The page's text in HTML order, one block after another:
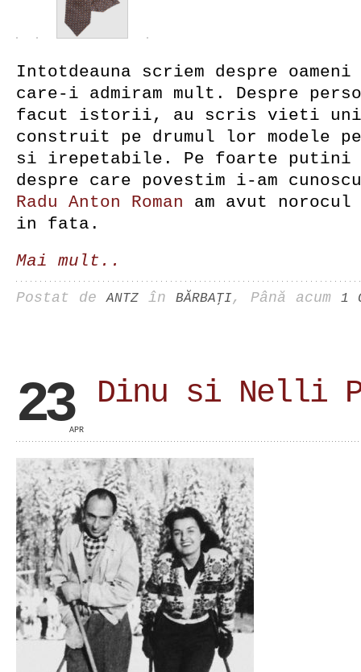
Intotdeauna scriem despre
care-i admiram mult. Despre
facut istorii, au scris vieti
construit pe drumul lor modele
si irepetabile. Pe foarte putini
despre care povestim i-am
Radu Anton Roman am avut
in fata.
Mai mult..
Postat deANTZ în BĂRBAŢI, Până acum 1
23APR
Dinu si Nelli